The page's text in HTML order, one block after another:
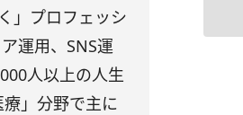
」プロフェッシ
運用、SNS運
人以上の人生
」分野で主に